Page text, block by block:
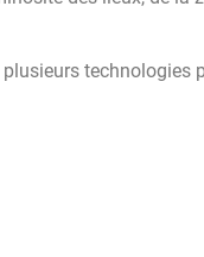
technologies